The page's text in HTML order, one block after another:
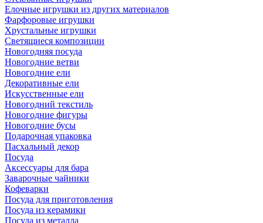
Елочные игрушки из других материалов
Фарфоровые игрушки
Хрустальные игрушки
Светящиеся композиции
Новогодняя посуда
Новогодние ветви
Новогодние ели
Декоративные ели
Искусственные ели
Новогодний текстиль
Новогодние фигуры
Новогодние бусы
Подарочная упаковка
Пасхальный декор
Посуда
Аксессуары для бара
Заварочные чайники
Кофеварки
Посуда для приготовления
Посуда из керамики
Посуда из металла